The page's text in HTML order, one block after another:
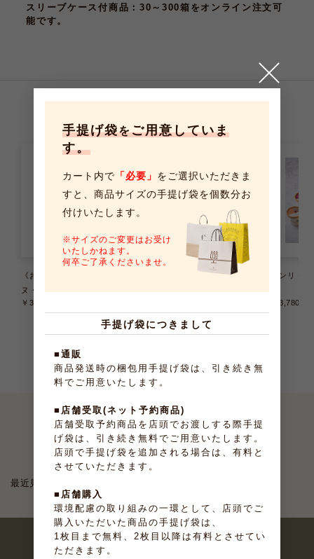
スリーブケース付商品 ：30～300箱をオンライン注文可
能です。
《お届けは9/22まで》テリー
ヌ・ドゥ・フリュイ 6種6個入
￥3,240
プティ･ガトー･アソルティ 8種
アンリ・
￥3,780
最近見たお菓子
最近見た商品がありません。
手提げ袋をご用意していま
す。
カート内で 「必要」 をご選択いただきま
すと、 商品サイズの手提げ袋を個数分お
付けいたします。
※サイズのご変更はお受け
いたしかねます。
何卒ご了承くださいませ。
手提げ袋につきまして
■通販
商品発送時の梱包用手提げ袋は、引き続き無
料でご用意いたします。
■店舗受取(ネット予約商品)
店舗受取予約商品を店頭でお渡しする際手提
げ袋は、引き続き無料でご用意いたします。
店頭で手提げ袋を追加される場合は、有料と
させていただきます。
■店舗購入
環境配慮の取り組みの一環として、店頭でご
購入いただいた商品の手提げ袋は、
1枚目まで無料、2枚目以降は有料とさせてい
ただきます。